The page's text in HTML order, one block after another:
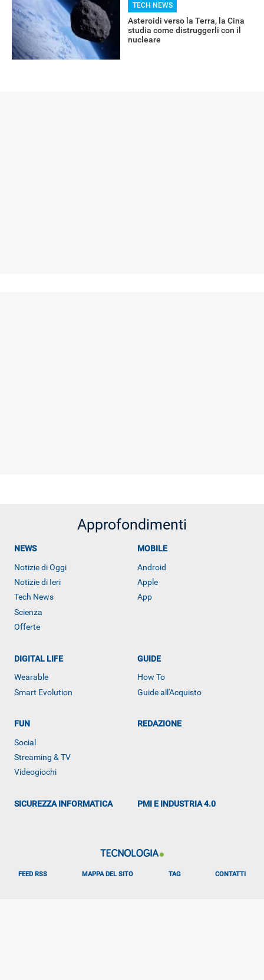
TECH NEWS
Asteroidi verso la Terra, la Cina
studia come distruggerli con il
nucleare
Approfondimenti
NEWS
Notizie di Oggi
Notizie di Ieri
Tech News
Scienza
Offerte
MOBILE
Android
Apple
App
DIGITAL LIFE
Wearable
Smart Evolution
GUIDE
How To
Guide all'Acquisto
FUN
Social
Streaming & TV
Videogiochi
REDAZIONE
SICUREZZA INFORMATICA PMI E INDUSTRIA 4.0
FEED RSS MAPPA DEL SITO TAG CONTATTI